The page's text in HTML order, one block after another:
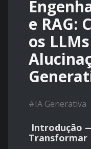
e RAG:
os
#IA Generativa
Introdução
Transformar